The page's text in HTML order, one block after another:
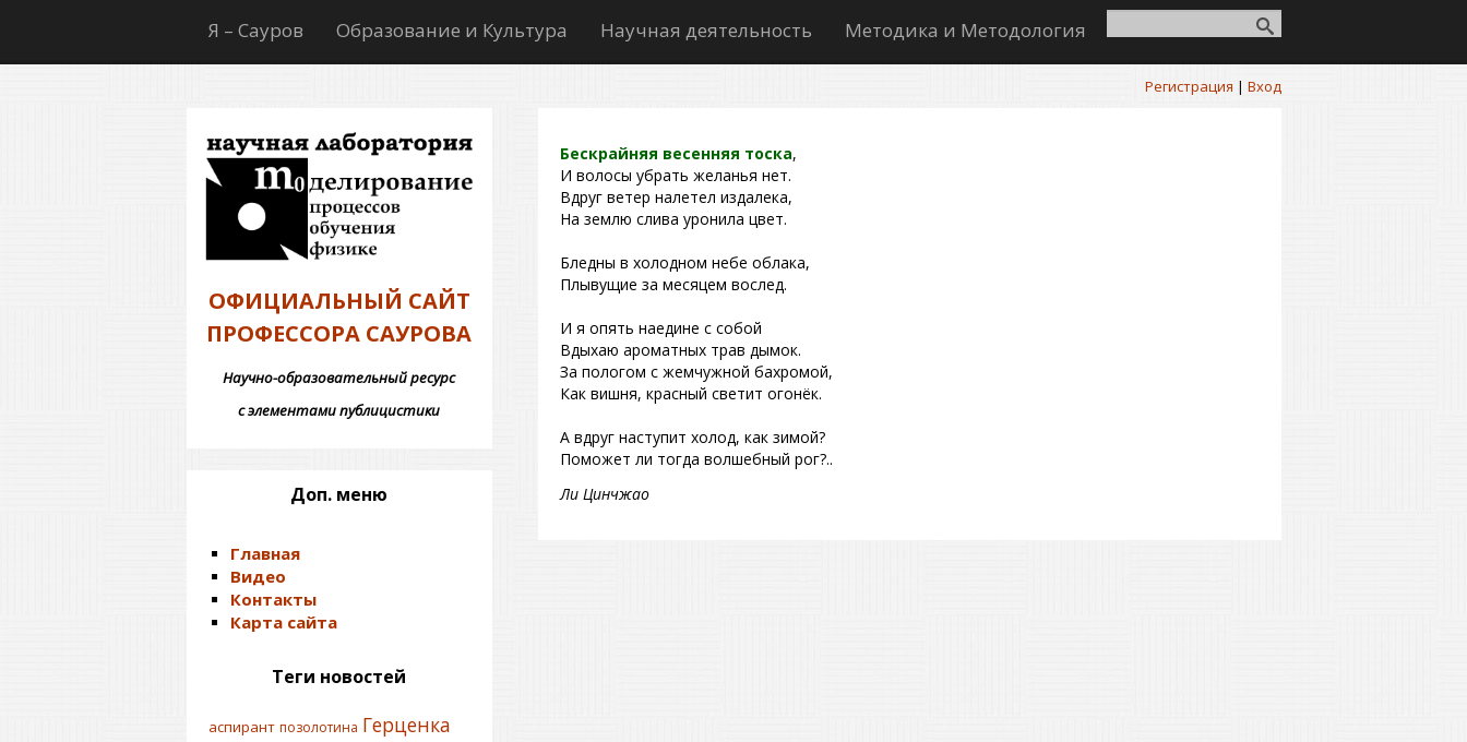
Я – Сауров Образование и Культура Научная деятельность Методика и Методология
Регистрация | Вход
ОФИЦИАЛЬНЫЙ САЙТ
ПРОФЕССОРА САУРОВА
Научно-образовательный ресурс
с элементами публицистики
Бескрайняя весенняя тоска,
И волосы убрать желанья нет.
Вдруг ветер налетел издалека,
На землю слива уронила цвет.
Бледны в холодном небе облака,
Плывущие за месяцем вослед.
И я опять наедине с собой
Вдыхаю ароматных трав дымок.
За пологом с жемчужной бахромой,
Как вишня, красный светит огонёк.
А вдруг наступит холод, как зимой?
Поможет ли тогда волшебный рог?..
Ли Цинчжао
Доп. меню
Главная
Видео
Контакты
Карта сайта
Теги новостей
аспирант позолотина Герценка